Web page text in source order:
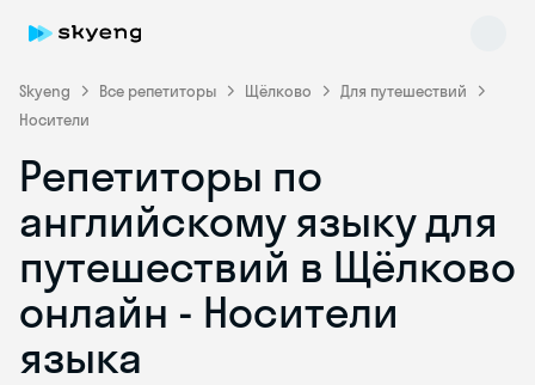
Skyeng Все репетиторы Щёлково
Для путешествий
Носители
Репетиторы по
английскому языку для
путешествий в Щёлково
онлайн - Носители
языка
Skyeng Chat